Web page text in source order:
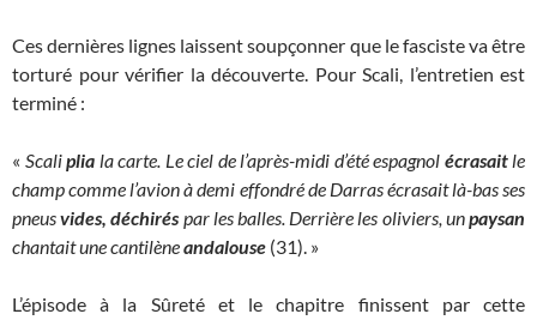
Ces dernières lignes laissent soupçonner que le fasciste va être
torturé pour vérifier la découverte. Pour Scali, l’entretien est
terminé :
« Scaliplia la carte. Le ciel de l’après-midi d’été espagnol écrasaitle
champ comme l’avion à demi effondré de Darras écrasait là-bas ses
pneusvides, déchirés par les balles. Derrière les oliviers, unpaysan
chantait une cantilèneandalouse (31). »
L’épisode à la Sûreté et le chapitre finissent par cette